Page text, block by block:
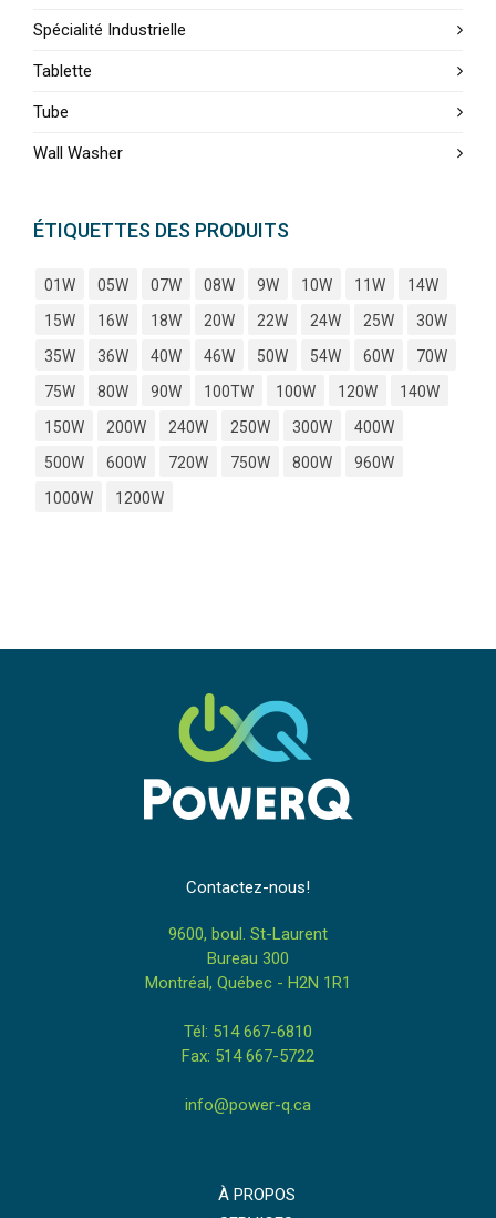
Spécialité Industrielle
Tablette
Tube
Wall Washer
ÉTIQUETTES DES PRODUITS
01W 05W 07W 08W 9W 10W 11W
14W
15W
16W 18W 20W 22W 24W 25W
30W
35W
36W 40W 46W 50W 54W 60W
70W
75W
80W 90W 100TW 100W 120W
140W
150W
200W 240W 250W 300W
400W
500W
600W 720W 750W 800W
960W
1000W
1200W
Contactez-nous!
9600, boul. St-Laurent
Bureau 300
Montréal, Québec - H2N 1R1
Tél: 514 667-6810
Fax: 514 667-5722
info@power-q.ca
À PROPOS